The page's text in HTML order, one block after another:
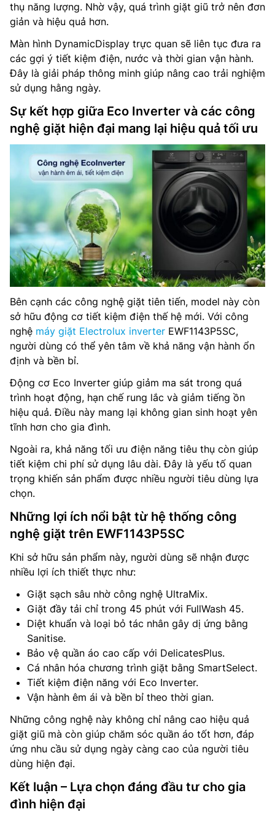
thụ năng lượng. Nhờ vậy, quá trình giặt giũ trở nên đơn
giản và hiệu quả hơn.
Màn hình DynamicDisplay trực quan sẽ liên tục đưa ra
các gợi ý tiết kiệm điện, nước và thời gian vận hành.
Đây là giải pháp thông minh giúp nâng cao trải nghiệm
sử dụng hằng ngày.
Sự kết hợp giữa Eco Inverter và các công
nghệ giặt hiện đại mang lại hiệu quả tối ưu
Bên cạnh các công nghệ giặt tiên tiến, model này còn
sở hữu động cơ tiết kiệm điện thế hệ mới. Với công
nghệ máy giặt Electrolux inverter EWF1143P5SC,
người dùng có thể yên tâm về khả năng vận hành ổn
định và bền bỉ.
Động cơ Eco Inverter giúp giảm ma sát trong quá
trình hoạt động, hạn chế rung lắc và giảm tiếng ồn
hiệu quả. Điều này mang lại không gian sinh hoạt yên
tĩnh hơn cho gia đình.
Ngoài ra, khả năng tối ưu điện năng tiêu thụ còn giúp
tiết kiệm chi phí sử dụng lâu dài. Đây là yếu tố quan
trọng khiến sản phẩm được nhiều người tiêu dùng lựa
chọn.
Những lợi ích nổi bật từ hệ thống công
nghệ giặt trên EWF1143P5SC
Khi sở hữu sản phẩm này, người dùng sẽ nhận được
nhiều lợi ích thiết thực như:
Giặt sạch sâu nhờ công nghệ UltraMix.
Giặt đầy tải chỉ trong 45 phút với FullWash 45.
Diệt khuẩn và loại bỏ tác nhân gây dị ứng bằng
Sanitise.
Bảo vệ quần áo cao cấp với DelicatesPlus.
Cá nhân hóa chương trình giặt bằng SmartSelect.
Tiết kiệm điện năng với Eco Inverter.
Vận hành êm ái và bền bỉ theo thời gian.
Những công nghệ này không chỉ nâng cao hiệu quả
giặt giũ mà còn giúp chăm sóc quần áo tốt hơn, đáp
ứng nhu cầu sử dụng ngày càng cao của người tiêu
dùng hiện đại.
Kết luận – Lựa chọn đáng đầu tư cho gia
đình hiện đại